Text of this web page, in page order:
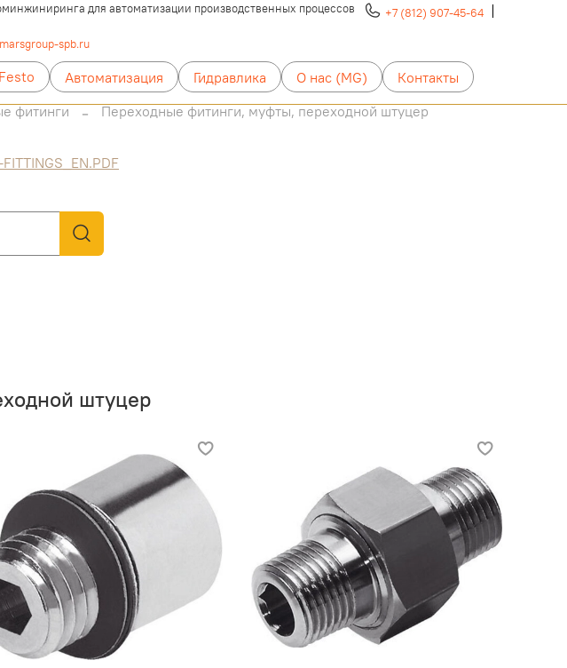
для автоматизации производственных процессов +7 (812) 907-45-64
spb.ru
Автоматизация Гидравлика О нас (MG)
Контакты
фитинги Переходные фитинги, муфты, переходной штуцер
штуцер